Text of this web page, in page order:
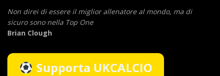
Non direi di essere il miglior allenatore al mondo, ma di
sicuro sono nella Top One
Brian Clough
Supporta UKCALCIO